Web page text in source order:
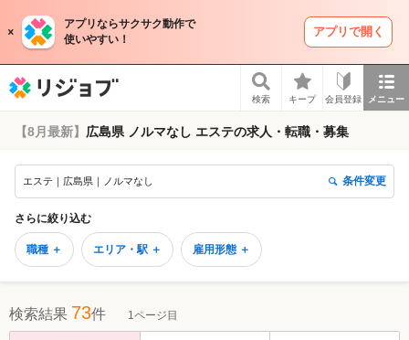
アプリならサクサク動作で
使いやすい！
アプリで開く
検索 キープ 会員登録 メニュー
【8月最新】 広島県 ノルマなし エステの求人・転職・募集
エステ｜広島県｜ノルマなし 条件変更
さらに絞り込む
職種 ＋ エリア・駅 ＋ 雇用形態 ＋
検索結果 73件 1ページ目